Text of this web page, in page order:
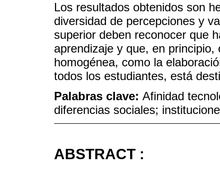
Los resultados obtenidos son
diversidad de percepciones y
superior deben reconocer que
aprendizaje y que, en
homogénea, como la
todos los estudiantes, está
Palabras clave: Afinidad
diferencias sociales;
ABSTRACT :